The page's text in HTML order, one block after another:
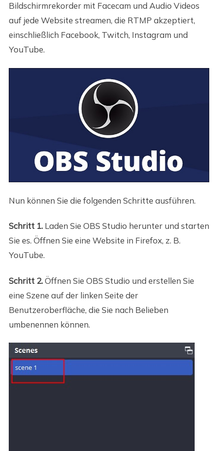
Bildschirmrekorder mit Facecam und Audio Videos
auf jede Website streamen, die RTMP akzeptiert,
einschließlich Facebook, Twitch, Instagram und
YouTube.
Nun können Sie die folgenden Schritte ausführen.
Schritt 1. Laden Sie OBS Studio herunter und starten
Sie es. Öffnen Sie eine Website in Firefox, z. B.
YouTube.
Schritt 2.Öffnen Sie OBS Studio und erstellen Sie
eine Szene auf der linken Seite der
Benutzeroberfläche, die Sie nach Belieben
umbenennen können.